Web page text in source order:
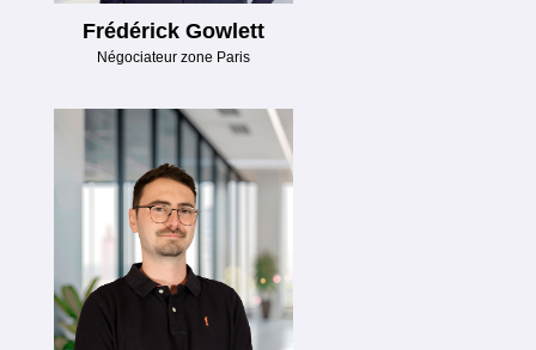
Frédérick Gowlett
Négociateur zone Paris